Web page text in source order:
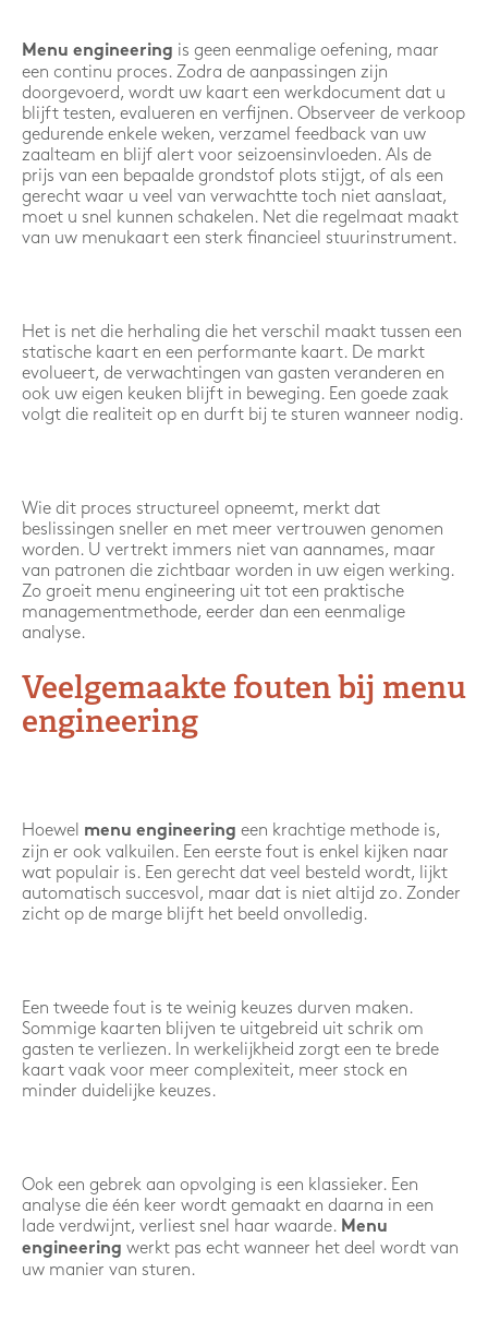
Menu engineering is geen eenmalige oefening, maar
een continu proces. Zodra de aanpassingen zijn
doorgevoerd, wordt uw kaart een werkdocument dat u
blijft testen, evalueren en verfijnen. Observeer de verkoop
gedurende enkele weken, verzamel feedback van uw
zaalteam en blijf alert voor seizoensinvloeden. Als de
prijs van een bepaalde grondstof plots stijgt, of als een
gerecht waar u veel van verwachtte toch niet aanslaat,
moet u snel kunnen schakelen. Net die regelmaat maakt
van uw menukaart een sterk financieel stuurinstrument.
Het is net die herhaling die het verschil maakt tussen een
statische kaart en een performante kaart. De markt
evolueert, de verwachtingen van gasten veranderen en
ook uw eigen keuken blijft in beweging. Een goede zaak
volgt die realiteit op en durft bij te sturen wanneer nodig.
Wie dit proces structureel opneemt, merkt dat
beslissingen sneller en met meer vertrouwen genomen
worden. U vertrekt immers niet van aannames, maar
van patronen die zichtbaar worden in uw eigen werking.
Zo groeit menu engineering uit tot een praktische
managementmethode, eerder dan een eenmalige
analyse.
Veelgemaakte fouten bij menu
engineering
Hoewel menu engineering een krachtige methode is,
zijn er ook valkuilen. Een eerste fout is enkel kijken naar
wat populair is. Een gerecht dat veel besteld wordt, lijkt
automatisch succesvol, maar dat is niet altijd zo. Zonder
zicht op de marge blijft het beeld onvolledig.
Een tweede fout is te weinig keuzes durven maken.
Sommige kaarten blijven te uitgebreid uit schrik om
gasten te verliezen. In werkelijkheid zorgt een te brede
kaart vaak voor meer complexiteit, meer stock en
minder duidelijke keuzes.
Ook een gebrek aan opvolging is een klassieker. Een
analyse die één keer wordt gemaakt en daarna in een
lade verdwijnt, verliest snel haar waarde. Menu
engineering werkt pas echt wanneer het deel wordt van
uw manier van sturen.